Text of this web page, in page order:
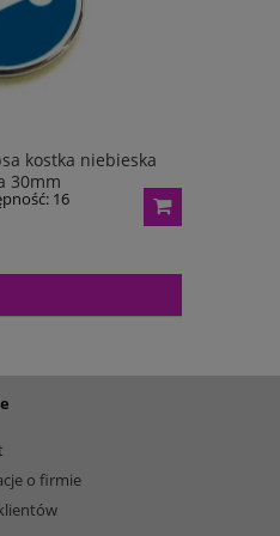
kostka niebieska
30mm
16
o firmie